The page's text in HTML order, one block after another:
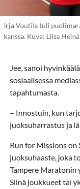
Irja Voutila tuli
kanssa. Kuva: Liisa
Jee, sanoi
sosiaalisessa
tapahtumasta.
– Innostuin, kun
juoksuharrastus ja
Run for Missions
juoksuhaaste, joka
Tampere Maratonin
Siinä joukkueet tai